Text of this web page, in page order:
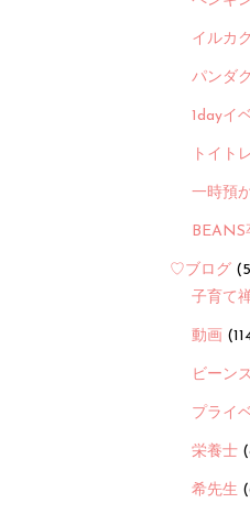
イルカ
パンダ
1dayイ
トイト
一時預
BEANS
♡ブログ
子育て
動画
ビーン
プライ
栄養士
希先生